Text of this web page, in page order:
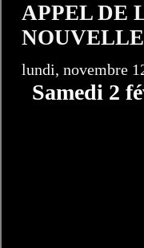
APPEL DE
lundi, novembre
Samedi 2